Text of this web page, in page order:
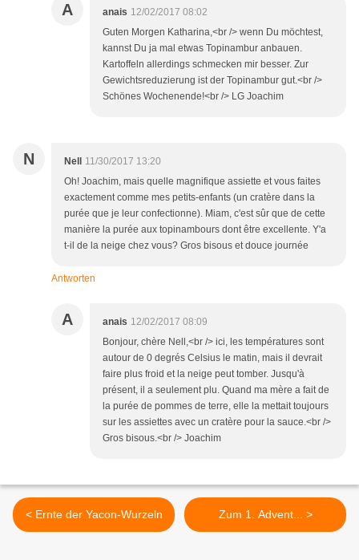
A anais 12/02/2017 08:02
Guten Morgen Katharina,<br /> wenn Du möchtest,
kannst Du ja mal etwas Topinambur anbauen.
Kartoffeln allerdings schmecken mir besser. Zur
Gewichtsreduzierung ist der Topinambur gut.<br />
Schönes Wochenende!<br /> LG Joachim
N Nell
11/30/2017 13:20
Oh! Joachim, mais quelle magnifique assiette et vous faites
exactement comme mes petits-enfants (un cratère dans la
purée que je leur confectionne). Miam, c'est sûr que de cette
manière la purée aux topinambours dont être excellente. Y'a
t-il de la neige chez vous? Gros bisous et douce journée
Antworten
A anais 12/02/2017 08:09
Bonjour, chère Nell,<br /> ici, les températures sont
autour de 0 degrés Celsius le matin, mais il devrait
faire plus froid et la neige peut tomber. Jusqu'à
présent, il a seulement plu. Quand ma mère a fait de
la purée de pommes de terre, elle la mettait toujours
sur les assiettes avec un cratère pour la sauce.<br />
Gros bisous.<br /> Joachim
< Ernte der Yacon-Wurzeln Zum 1. Advent... >